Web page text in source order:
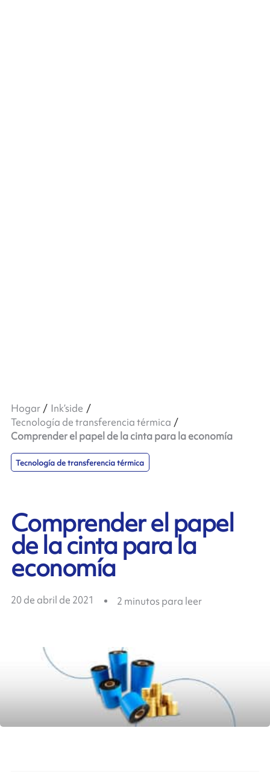
Hogar
Ink’side
Tecnología de transferencia térmica
Comprender el papel de la cinta para la economía
Tecnología de transferencia térmica
Comprender el papel
de la cinta para la
economía
20 de abril de 2021 2 minutos para leer